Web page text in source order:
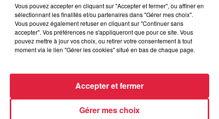
Dans le reste de l'actu Voir plus
Vous pouvez accepter en cliquant sur "Accepter et fermer", ou affiner en
sélectionnant les finalités et/ou partenaires dans "Gérer mes choix".
Vous pouvez également refuser en cliquant sur "Continuer sans
accepter". Vos préférences ne s'appliqueront que pour ce site. Vous
pouvez mettre à jour vos choix, ou retirer votre consentement à tout
moment via le lien "Gérer les cookies" situé en bas de chaque page.
Gérer mes choix
Accepter et fermer